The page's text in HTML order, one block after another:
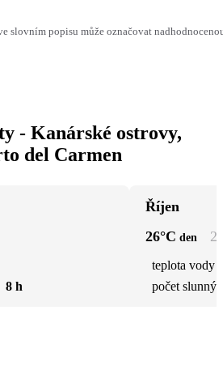
slovním popisu může označovat
- Kanárské ostrovy,
del Carmen
8 h
Říjen
26°C den
teplota vody
počet